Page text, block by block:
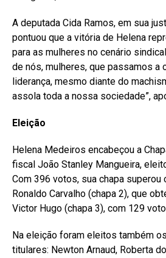
A deputada Cida Ramos, em sua
pontuou que a vitória de Helena
para as mulheres no cenário
de nós, mulheres, que passamos a
liderança, mesmo diante do
assola toda a nossa sociedade”,
Eleição
Helena Medeiros encabeçou a
fiscal João Stanley Mangueira,
Com 396 votos, sua chapa superou
Ronaldo Carvalho (chapa 2), que
Victor Hugo (chapa 3), com 129
Na eleição foram eleitos também
titulares: Newton Arnaud, Roberta